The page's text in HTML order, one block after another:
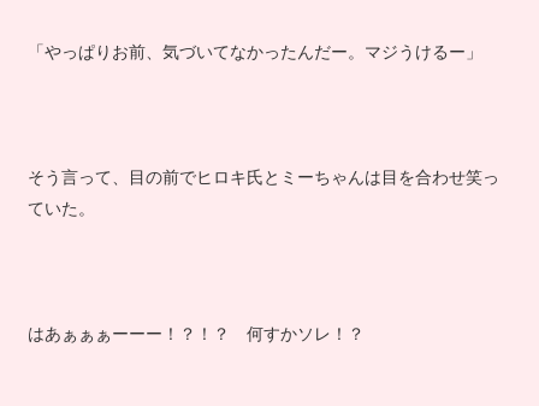
「やっぱりお前、気づいてなかったんだー。マジうけるー」
そう言って、目の前でヒロキ氏とミーちゃんは目を合わせ笑っ
ていた。
はあぁぁぁーーー！？！？ 何すかソレ！？